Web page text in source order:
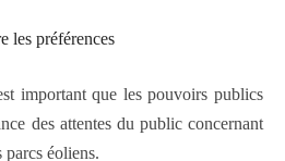
les préférences
important que les pouvoirs publics
des attentes du public concernant
éoliens.